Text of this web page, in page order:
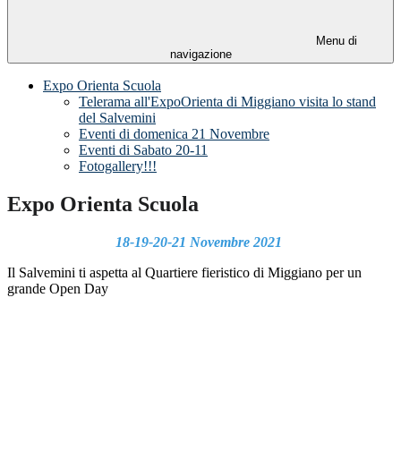
Menu di
navigazione
Expo Orienta Scuola
Telerama all'ExpoOrienta di Miggiano visita lo stand
del Salvemini
Eventi di domenica 21 Novembre
Eventi di Sabato 20-11
Fotogallery!!!
Expo Orienta Scuola
18-19-20-21 Novembre 2021
Il Salvemini ti aspetta al Quartiere fieristico di Miggiano per un
grande Open Day